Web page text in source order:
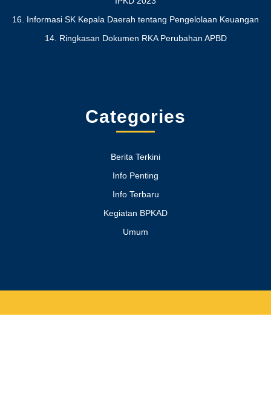
16. Informasi SK Kepala Daerah tentang Pengelolaan Keuangan
14. Ringkasan Dokumen RKA Perubahan APBD
Categories
Berita Terkini
Info Penting
Info Terbaru
Kegiatan BPKAD
Umum